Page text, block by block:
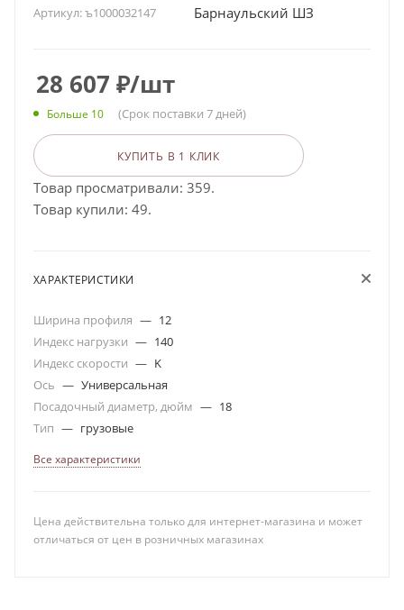
Артикул:ъ1000032147 Барнаульский ШЗ
28 607 ₽/шт
Больше 10 (Срок поставки 7 дней)
КУПИТЬ В 1 КЛИК
Товар просматривали: 359.
Товар купили: 49.
ХАРАКТЕРИСТИКИ
Ширина профиля — 12
Индекс нагрузки — 140
Индекс скорости — K
Ось — Универсальная
Посадочный диаметр, дюйм — 18
Тип — грузовые
Все характеристики
Цена действительна только для интернет-магазина и может
отличаться от цен в розничных магазинах